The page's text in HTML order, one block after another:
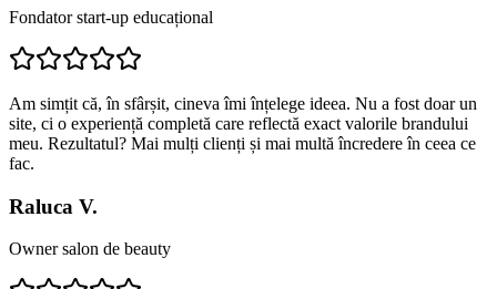
Fondator start-up educațional
Am simțit că, în sfârșit, cineva îmi înțelege ideea. Nu a fost doar un
site, ci o experiență completă care reflectă exact valorile brandului
meu. Rezultatul? Mai mulți clienți și mai multă încredere în ceea ce
fac.
Raluca V.
Owner salon de beauty